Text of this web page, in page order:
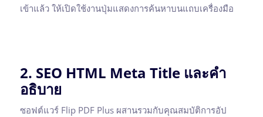
เข้าแล้ว ให้เปิดใช้งานปุ่มแสดงการค้นหาบนแถบเครื่องมือ
2. SEO HTML Meta Title และคำ
อธิบาย
ซอฟต์แวร์ Flip PDF Plus ผสานรวมกับคุณสมบัติการอัป